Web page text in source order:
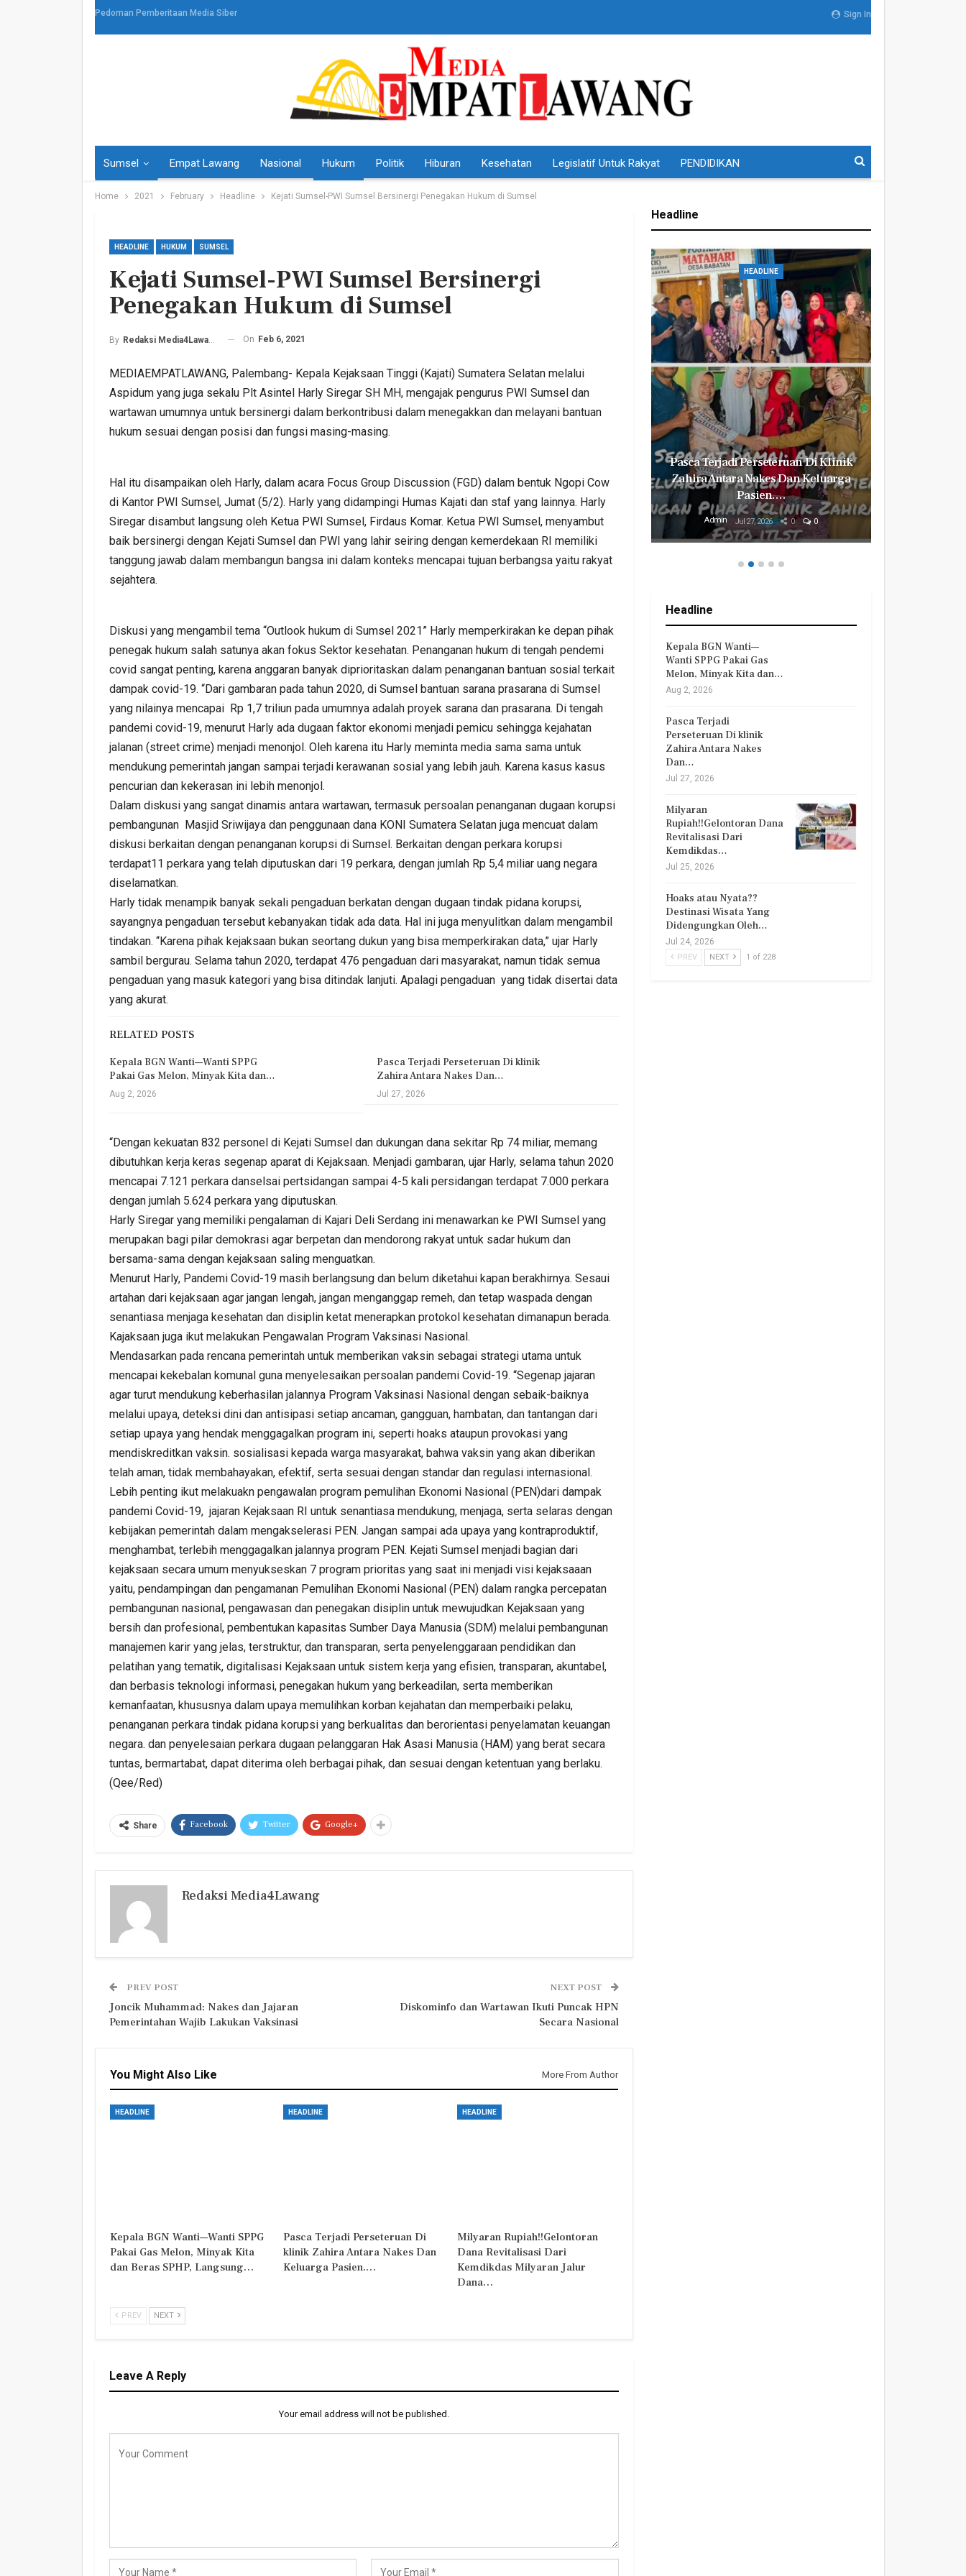
Sign In
Pedoman Pemberitaan Media Siber
Sumsel Empat Lawang Nasional Hukum Politik Hiburan Kesehatan Legislatif Untuk Rakyat PENDIDIKAN
Home 2021 February Headline Kejati Sumsel-PWI Sumsel Bersinergi Penegakan Hukum di Sumsel
HEADLINE HUKUM SUMSEL
Kejati Sumsel-PWI Sumsel Bersinergi
Penegakan Hukum di Sumsel
By Redaksi Media4Lawang On Feb 6, 2021
MEDIAEMPATLAWANG, Palembang- Kepala Kejaksaan Tinggi (Kajati) Sumatera Selatan melalui
Aspidum yang juga sekalu Plt Asintel Harly Siregar SH MH, mengajak pengurus PWI Sumsel dan
wartawan umumnya untuk bersinergi dalam berkontribusi dalam menegakkan dan melayani bantuan
hukum sesuai dengan posisi dan fungsi masing-masing.
Hal itu disampaikan oleh Harly, dalam acara Focus Group Discussion (FGD) dalam bentuk Ngopi Cow
di Kantor PWI Sumsel, Jumat (5/2). Harly yang didampingi Humas Kajati dan staf yang lainnya. Harly
Siregar disambut langsung oleh Ketua PWI Sumsel, Firdaus Komar. Ketua PWI Sumsel, menyambut
baik bersinergi dengan Kejati Sumsel dan PWI yang lahir seiring dengan kemerdekaan RI memiliki
tanggung jawab dalam membangun bangsa ini dalam konteks mencapai tujuan berbangsa yaitu rakyat
sejahtera.
Diskusi yang mengambil tema “Outlook hukum di Sumsel 2021” Harly memperkirakan ke depan pihak
penegak hukum salah satunya akan fokus Sektor kesehatan. Penanganan hukum di tengah pendemi
covid sangat penting, karena anggaran banyak diprioritaskan dalam penanganan bantuan sosial terkait
dampak covid-19. “Dari gambaran pada tahun 2020, di Sumsel bantuan sarana prasarana di Sumsel
yang nilainya mencapai Rp 1,7 triliun pada umumnya adalah proyek sarana dan prasarana. Di tengah
pandemi covid-19, menurut Harly ada dugaan faktor ekonomi menjadi pemicu sehingga kejahatan
jalanan (street crime) menjadi menonjol. Oleh karena itu Harly meminta media sama sama untuk
mendukung pemerintah jangan sampai terjadi kerawanan sosial yang lebih jauh. Karena kasus kasus
pencurian dan kekerasan ini lebih menonjol.
Dalam diskusi yang sangat dinamis antara wartawan, termasuk persoalan penanganan dugaan korupsi
pembangunan Masjid Sriwijaya dan penggunaan dana KONI Sumatera Selatan juga mencuat dalam
diskusi berkaitan dengan penanganan korupsi di Sumsel. Berkaitan dengan perkara korupsi
terdapat11 perkara yang telah diputuskan dari 19 perkara, dengan jumlah Rp 5,4 miliar uang negara
diselamatkan.
Harly tidak menampik banyak sekali pengaduan berkatan dengan dugaan tindak pidana korupsi,
sayangnya pengaduan tersebut kebanyakan tidak ada data. Hal ini juga menyulitkan dalam mengambil
tindakan. “Karena pihak kejaksaan bukan seortang dukun yang bisa memperkirakan data,” ujar Harly
sambil bergurau. Selama tahun 2020, terdapat 476 pengaduan dari masyarakat, namun tidak semua
pengaduan yang masuk kategori yang bisa ditindak lanjuti. Apalagi pengaduan yang tidak disertai data
yang akurat.
RELATED POSTS
Kepala BGN Wanti—Wanti SPPG
Pakai Gas Melon, Minyak Kita dan…
Aug 2, 2026
Pasca Terjadi Perseteruan Di klinik
Zahira Antara Nakes Dan…
Jul 27, 2026
“Dengan kekuatan 832 personel di Kejati Sumsel dan dukungan dana sekitar Rp 74 miliar, memang
dibutuhkan kerja keras segenap aparat di Kejaksaan. Menjadi gambaran, ujar Harly, selama tahun 2020
mencapai 7.121 perkara danselsai pertsidangan sampai 4-5 kali persidangan terdapat 7.000 perkara
dengan jumlah 5.624 perkara yang diputuskan.
Harly Siregar yang memiliki pengalaman di Kajari Deli Serdang ini menawarkan ke PWI Sumsel yang
merupakan bagi pilar demokrasi agar berpetan dan mendorong rakyat untuk sadar hukum dan
bersama-sama dengan kejaksaan saling menguatkan.
Menurut Harly, Pandemi Covid-19 masih berlangsung dan belum diketahui kapan berakhirnya. Sesaui
artahan dari kejaksaan agar jangan lengah, jangan menganggap remeh, dan tetap waspada dengan
senantiasa menjaga kesehatan dan disiplin ketat menerapkan protokol kesehatan dimanapun berada.
Kajaksaan juga ikut melakukan Pengawalan Program Vaksinasi Nasional.
Mendasarkan pada rencana pemerintah untuk memberikan vaksin sebagai strategi utama untuk
mencapai kekebalan komunal guna menyelesaikan persoalan pandemi Covid-19. “Segenap jajaran
agar turut mendukung keberhasilan jalannya Program Vaksinasi Nasional dengan sebaik-baiknya
melalui upaya, deteksi dini dan antisipasi setiap ancaman, gangguan, hambatan, dan tantangan dari
setiap upaya yang hendak menggagalkan program ini, seperti hoaks ataupun provokasi yang
mendiskreditkan vaksin. sosialisasi kepada warga masyarakat, bahwa vaksin yang akan diberikan
telah aman, tidak membahayakan, efektif, serta sesuai dengan standar dan regulasi internasional.
Lebih penting ikut melakuakn pengawalan program pemulihan Ekonomi Nasional (PEN)dari dampak
pandemi Covid-19, jajaran Kejaksaan RI untuk senantiasa mendukung, menjaga, serta selaras dengan
kebijakan pemerintah dalam mengakselerasi PEN. Jangan sampai ada upaya yang kontraproduktif,
menghambat, terlebih menggagalkan jalannya program PEN. Kejati Sumsel menjadi bagian dari
kejaksaan secara umum menyukseskan 7 program prioritas yang saat ini menjadi visi kejaksaaan
yaitu, pendampingan dan pengamanan Pemulihan Ekonomi Nasional (PEN) dalam rangka percepatan
pembangunan nasional, pengawasan dan penegakan disiplin untuk mewujudkan Kejaksaan yang
bersih dan profesional, pembentukan kapasitas Sumber Daya Manusia (SDM) melalui pembangunan
manajemen karir yang jelas, terstruktur, dan transparan, serta penyelenggaraan pendidikan dan
pelatihan yang tematik, digitalisasi Kejaksaan untuk sistem kerja yang efisien, transparan, akuntabel,
dan berbasis teknologi informasi, penegakan hukum yang berkeadilan, serta memberikan
kemanfaatan, khususnya dalam upaya memulihkan korban kejahatan dan memperbaiki pelaku,
penanganan perkara tindak pidana korupsi yang berkualitas dan berorientasi penyelamatan keuangan
negara. dan penyelesaian perkara dugaan pelanggaran Hak Asasi Manusia (HAM) yang berat secara
tuntas, bermartabat, dapat diterima oleh berbagai pihak, dan sesuai dengan ketentuan yang berlaku.
(Qee/Red)
Share Facebook Twitter Google+
Redaksi Media4Lawang
PREV POST
Joncik Muhammad: Nakes dan Jajaran
Pemerintahan Wajib Lakukan Vaksinasi
NEXT POST
Diskominfo dan Wartawan Ikuti Puncak HPN
Secara Nasional
You Might Also Like More From Author
HEADLINE
Kepala BGN Wanti—Wanti SPPG
Pakai Gas Melon, Minyak Kita
dan Beras SPHP, Langsung…
HEADLINE
Pasca Terjadi Perseteruan Di
klinik Zahira Antara Nakes Dan
Keluarga Pasien.…
HEADLINE
Milyaran Rupiah!!Gelontoran
Dana Revitalisasi Dari
Kemdikdas Milyaran Jalur
Dana…
PREV NEXT
Leave A Reply
Your email address will not be published.
Headline
HEADLINE
Empat Lawang Gelar Giat Jum’at
Barokah
Admin Jul 17, 2026 0 0
HEADLINE
Pakai Gas Melon, Minyak Kita Dan
Beras SPHP,…
Admin Aug 2, 2026 0 0
HEADLINE
Pasca Terjadi Perseteruan Di Klinik
Zahira Antara Nakes Dan Keluarga
Pasien.…
Admin Jul 27, 2026 0 0
Headline
Kepala BGN Wanti—
Wanti SPPG Pakai Gas
Melon, Minyak Kita dan…
Aug 2, 2026
Pasca Terjadi
Perseteruan Di klinik
Zahira Antara Nakes
Dan…
Jul 27, 2026
Milyaran
Rupiah!!Gelontoran Dana
Revitalisasi Dari
Kemdikdas…
Jul 25, 2026
Hoaks atau Nyata??
Destinasi Wisata Yang
Didengungkan Oleh…
Jul 24, 2026
PREV NEXT 1 of 228